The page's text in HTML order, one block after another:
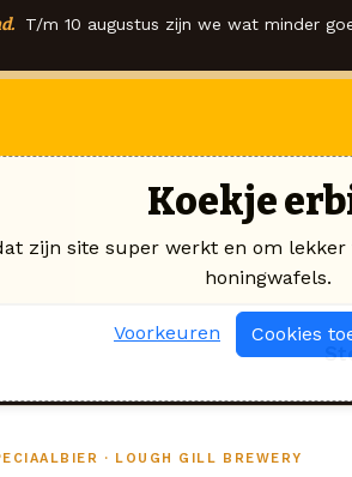
T/m 10 augustus zijn we wat minder
· LOUGH GILL BREWERY
Koekje
zijn site super werkt en om
honingwafels.
Voorkeuren Cookies